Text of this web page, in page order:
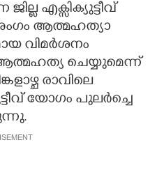
എക്സിക്യുട്ടീവ്
ആത്മഹത്യാ
വിമർശനം
ചെയ്യുമെന്ന്
രാവിലെ
യോഗം പുലർച്ചെ